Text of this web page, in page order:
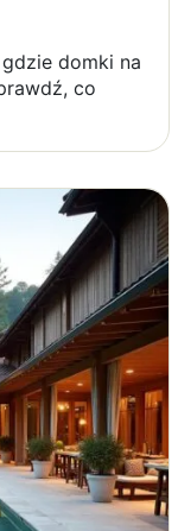
domki na
co